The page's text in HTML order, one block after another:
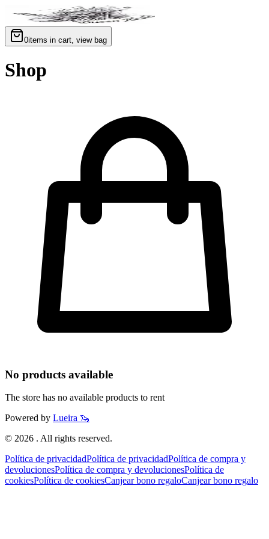
0items in cart, view bag
Shop
No products available
The store has no available products to rent
Powered by Lueira 🦦
© 2026 . All rights reserved.
Política de privacidadPolítica de privacidadPolítica de compra y
devolucionesPolítica de compra y devolucionesPolítica de
cookiesPolítica de cookiesCanjear bono regaloCanjear bono regalo